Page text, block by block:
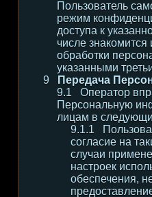
Пользователь
режим
доступа к
числе
обработки
указанными
Передача
Оператор
Персональную
лицам в
согласие на
случаи
настроек
обеспечения,